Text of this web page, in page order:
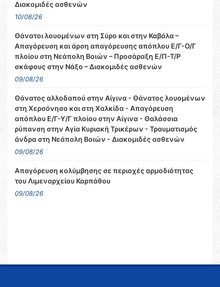
Διακομιδές ασθενών
10/08/26
Θάνατοι λουομένων στη Σύρο και στην Καβάλα –
Απαγόρευση και άρση απαγόρευσης απόπλου Ε/Γ-Ο/Γ
πλοίου στη Νεάπολη Βοιών – Προσάραξη Ε/Π-Τ/Ρ
σκάφους στην Νάξο – Διακομιδές ασθενών
09/08/26
Θάνατος αλλοδαπού στην Αίγινα - Θάνατος λουομένων
στη Χερσόνησο και στη Χαλκίδα - Απαγόρευση
απόπλου Ε/Γ-Υ/Γ πλοίου στην Αίγινα - Θαλάσσια
ρύπανση στην Αγία Κυριακή Τρικέρων - Τραυματισμός
άνδρα στη Νεάπολη Βοιών - Διακομιδές ασθενών
09/08/26
Απαγόρευση κολύμβησης σε περιοχές αρμοδιότητας
του Λιμεναρχείου Καρπάθου
09/08/26